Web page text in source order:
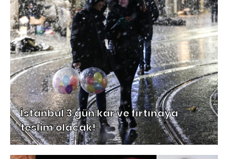
İstanbul 3 gün kar ve fırtınaya
teslim olacak!